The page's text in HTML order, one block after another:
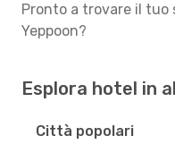
Pronto a trovare il
Yeppoon?
Esplora hotel in
Città popolari